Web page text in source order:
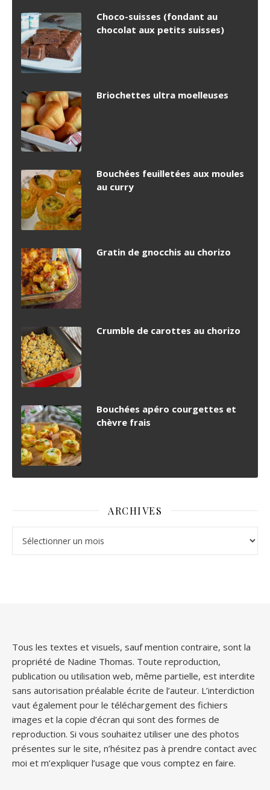
Choco-suisses (fondant au
chocolat aux petits suisses)
Briochettes ultra moelleuses
Bouchées feuilletées aux moules
au curry
Gratin de gnocchis au chorizo
Crumble de carottes au chorizo
Bouchées apéro courgettes et
chèvre frais
ARCHIVES
Tous les textes et visuels, sauf mention contraire, sont la
propriété de Nadine Thomas. Toute reproduction,
publication ou utilisation web, même partielle, est interdite
sans autorisation préalable écrite de l’auteur. L’interdiction
vaut également pour le téléchargement des fichiers
images et la copie d’écran qui sont des formes de
reproduction. Si vous souhaitez utiliser une des photos
présentes sur le site, n’hésitez pas à prendre contact avec
moi et m’expliquer l’usage que vous comptez en faire.